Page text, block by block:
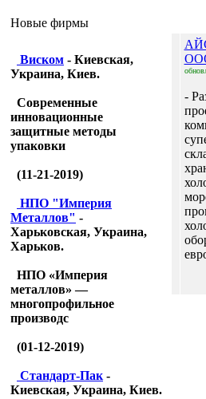
Новые фирмы
Виском - Киевская,
Украина, Киев.
Современные
инновационные
защитные методы
упаковки
(11-21-2019)
НПО "Империя
Металлов" -
Харьковская, Украина,
Харьков.
НПО «Империя
металлов» —
многопрофильное
производс
(01-12-2019)
Стандарт-Пак -
Киевская, Украина, Киев.
-